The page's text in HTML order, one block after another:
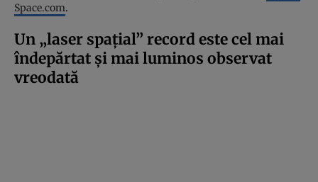
Space.com.
Un „laser spațial” record este cel mai
îndepărtat și mai luminos observat
vreodată